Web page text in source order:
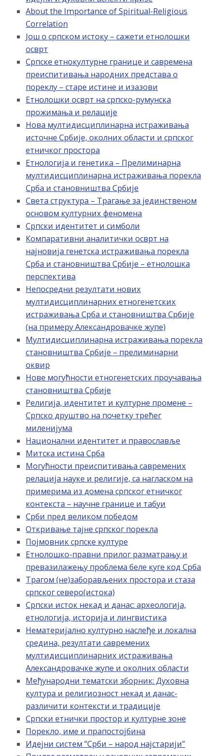
About the Importance of Spiritual-Religious
Correlation
Још о српском истоку – сажети етнолошки
осврт
Српске етнокултурне границе и савремена
преиспитивања народних представа о
пореклу – старе истине и изазови
Етнолошки осврт на српско-румунска
прожимања и релације
Нова мултидисциплинарна истраживања
источне Србије, околних области и српског
етничког простора
Етнологија и генетика – Прелиминарна
мултидисциплинарна истраживања порекла
Срба и становништва Србије
Света структура – Трагање за јединственом
основом културних феномена
Српски идентитет и симболи
Компаративни аналитички осврт на
најновија генетска истраживања порекла
Срба и становништва Србије – етнолошка
перспектива
Непосредни резултати нових
мултидисциплинарних етногенетских
истраживања Срба и становништва Србије
(на примеру Александровачке жупе)
Мултидисциплинарна истраживања порекла
становништва Србије – прелиминарни
оквир
Нове могућности етногенетских проучавања
становништва Србије
Религија, идентитет и културне промене –
Српско друштво на почетку трећег
миленијума
Национални идентитет и православље
Митска истина Срба
Могућности преиспитивања савремених
релација науке и религије, са нагласком на
примерима из домена српског етничког
контекста – научне границе и табуи
Срби пред великом победом
Откривање тајне српског порекла
Појмовник српске културе
Етнолошко-правни прилог разматрању и
превазилажењу проблема беле куге код Срба
Трагом (не)заборављених простора и стаза
српског северо(истока)
Српски исток некад и данас: археологија,
етнологија, историја и лингвистика
Нематеријално културно наслеђе и локална
средина, резултати савремених
мултидисциплинарних истраживања
Александровачке жупе и околних области
Међународни тематски зборник: Духовна
култура и религиозност некад и данас-
различити контексти и традиције
Српски етнички простор и културне зоне
Порекло, име и прапостојбина
Идејни систем ”Срби – народ најстарији”